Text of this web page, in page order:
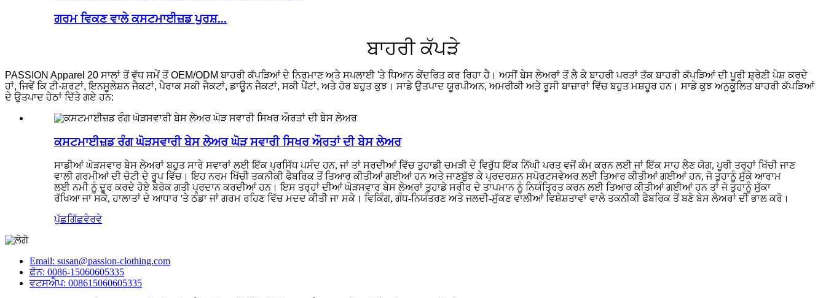
ਗਰਮ ਵਿਕਣ ਵਾਲੇ ਕਸਟਮਾਈਜ਼ਡ ਪੁਰਸ਼...
ਬਾਹਰੀ ਕੱਪੜੇ
PASSION Apparel 20 ਸਾਲਾਂ ਤੋਂ ਵੱਧ ਸਮੇਂ ਤੋਂ OEM/ODM ਬਾਹਰੀ ਕੱਪੜਿਆਂ ਦੇ ਨਿਰਮਾਣ ਅਤੇ ਸਪਲਾਈ 'ਤੇ ਧਿਆਨ ਕੇਂਦਰਿਤ ਕਰ ਰਿਹਾ ਹੈ। ਅਸੀਂ ਬੇਸ ਲੇਅਰਾਂ ਤੋਂ ਲੈ ਕੇ ਬਾਹਰੀ ਪਰਤਾਂ ਤੱਕ ਬਾਹਰੀ ਕੱਪੜਿਆਂ ਦੀ ਪੂਰੀ ਸ਼੍ਰੇਣੀ ਪੇਸ਼ ਕਰਦੇ
ਹਾਂ, ਜਿਵੇਂ ਕਿ ਟੀ-ਸ਼ਰਟਾਂ, ਇਨਸੂਲੇਸ਼ਨ ਜੈਕਟਾਂ, ਪੈਰਾਕ ਸਕੀ ਜੈਕਟਾਂ, ਡਾਊਨ ਜੈਕਟਾਂ, ਸਕੀ ਪੈਂਟਾਂ, ਅਤੇ ਹੋਰ ਬਹੁਤ ਕੁਝ। ਸਾਡੇ ਉਤਪਾਦ ਯੂਰਪੀਅਨ, ਅਮਰੀਕੀ ਅਤੇ ਰੂਸੀ ਬਾਜ਼ਾਰਾਂ ਵਿੱਚ ਬਹੁਤ ਮਸ਼ਹੂਰ ਹਨ। ਸਾਡੇ ਕੁਝ ਅਨੁਕੂਲਿਤ ਬਾਹਰੀ ਕੱਪੜਿਆਂ
ਦੇ ਉਤਪਾਦ ਹੇਠਾਂ ਦਿੱਤੇ ਗਏ ਹਨ:
ਕਸਟਮਾਈਜ਼ਡ ਰੰਗ ਘੋੜਸਵਾਰੀ ਬੇਸ ਲੇਅਰ ਘੋੜ ਸਵਾਰੀ ਸਿਖਰ ਔਰਤਾਂ ਦੀ ਬੇਸ ਲੇਅਰ
ਸਾਡੀਆਂ ਘੋੜਸਵਾਰ ਬੇਸ ਲੇਅਰਾਂ ਬਹੁਤ ਸਾਰੇ ਸਵਾਰਾਂ ਲਈ ਇੱਕ ਪ੍ਰਸਿੱਧ ਪਸੰਦ ਹਨ, ਜਾਂ ਤਾਂ ਸਰਦੀਆਂ ਵਿੱਚ ਤੁਹਾਡੀ ਚਮੜੀ ਦੇ ਵਿਰੁੱਧ ਇੱਕ ਨਿੱਘੀ ਪਰਤ ਵਜੋਂ ਕੰਮ ਕਰਨ ਲਈ ਜਾਂ ਇੱਕ ਸਾਹ ਲੈਣ ਯੋਗ, ਪੂਰੀ ਤਰ੍ਹਾਂ ਖਿੱਚੀ ਜਾਣ
ਵਾਲੀ ਗਰਮੀਆਂ ਦੀ ਚੋਟੀ ਦੇ ਰੂਪ ਵਿੱਚ। ਇਹ ਨਰਮ ਖਿੱਚੀ ਤਕਨੀਕੀ ਫੈਬਰਿਕ ਤੋਂ ਤਿਆਰ ਕੀਤੀਆਂ ਗਈਆਂ ਹਨ ਅਤੇ ਜਾਣਬੁੱਝ ਕੇ ਪ੍ਰਦਰਸ਼ਨ ਸਪੋਰਟਸਵੇਅਰ ਲਈ ਤਿਆਰ ਕੀਤੀਆਂ ਗਈਆਂ ਹਨ, ਜੋ ਤੁਹਾਨੂੰ ਸੁੱਕੇ ਆਰਾਮ
ਲਈ ਨਮੀ ਨੂੰ ਦੂਰ ਕਰਦੇ ਹੋਏ ਬੇਰੋਕ ਗਤੀ ਪ੍ਰਦਾਨ ਕਰਦੀਆਂ ਹਨ। ਇਸ ਤਰ੍ਹਾਂ ਦੀਆਂ ਘੋੜਸਵਾਰ ਬੇਸ ਲੇਅਰਾਂ ਤੁਹਾਡੇ ਸਰੀਰ ਦੇ ਤਾਪਮਾਨ ਨੂੰ ਨਿਯੰਤ੍ਰਿਤ ਕਰਨ ਲਈ ਤਿਆਰ ਕੀਤੀਆਂ ਗਈਆਂ ਹਨ ਤਾਂ ਜੋ ਤੁਹਾਨੂੰ ਸੁੱਕਾ
ਰੱਖਿਆ ਜਾ ਸਕੇ, ਹਾਲਾਤਾਂ ਦੇ ਆਧਾਰ 'ਤੇ ਠੰਡਾ ਜਾਂ ਗਰਮ ਰਹਿਣ ਵਿੱਚ ਮਦਦ ਕੀਤੀ ਜਾ ਸਕੇ। ਵਿਕਿੰਗ, ਗੰਧ-ਨਿਯੰਤਰਣ ਅਤੇ ਜਲਦੀ-ਸੁੱਕਣ ਵਾਲੀਆਂ ਵਿਸ਼ੇਸ਼ਤਾਵਾਂ ਵਾਲੇ ਤਕਨੀਕੀ ਫੈਬਰਿਕ ਤੋਂ ਬਣੇ ਬੇਸ ਲੇਅਰਾਂ ਦੀ ਭਾਲ ਕਰੋ।
ਪੁੱਛਗਿੱਛਵੇਰਵੇ
Email: susan@passion-clothing.com
ਫ਼ੋਨ: 0086-15060605335
ਵਟਸਐਪ: 008615060605335